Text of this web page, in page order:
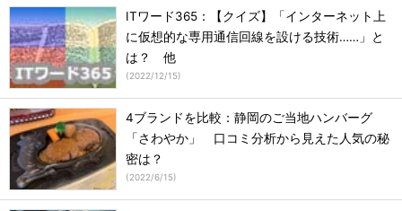
ITワード365：【クイズ】「インターネット上
に仮想的な専用通信回線を設ける技術……」と
は？ 他
(2022/12/15)
4ブランドを比較：静岡のご当地ハンバーグ
「さわやか」 口コミ分析から見えた人気の秘
密は？
(2022/6/15)